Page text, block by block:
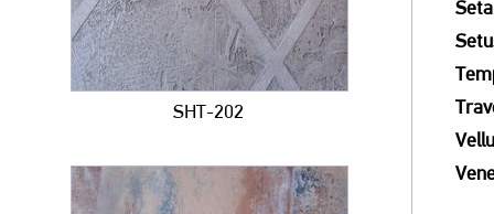
SHT-202
Seta